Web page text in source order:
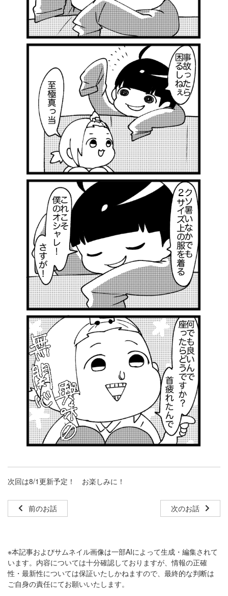
次回は8/1更新予定！ お楽しみに！
前のお話 次のお話
※本記事およびサムネイル画像は一部AIによって生成・編集されて
います。内容については十分確認しておりますが、情報の正確
性・最新性については保証いたしかねますので、最終的な判断は
ご自身の責任にてお願いいたします。